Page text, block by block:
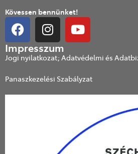
Kövessen bennünket!
Impresszum
Jogi nyilatkozat; Adatvédelmi és
Panaszkezelési Szabályzat